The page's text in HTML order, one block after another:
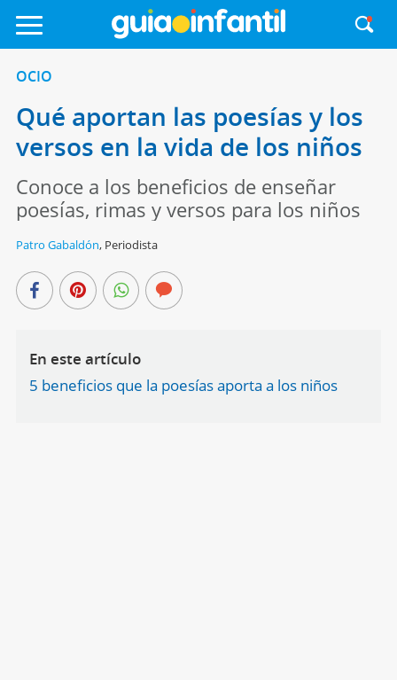
OCIO
Qué aportan las poesías y los
versos en la vida de los niños
Conoce a los beneficios de enseñar
poesías, rimas y versos para los niños
Patro Gabaldón, Periodista
En este artículo
5 beneficios que la poesías aporta a los niños